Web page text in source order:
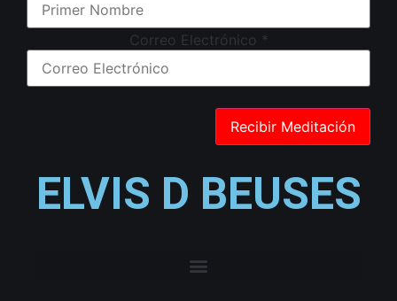
Correo Electrónico *
ELVIS D BEUSES